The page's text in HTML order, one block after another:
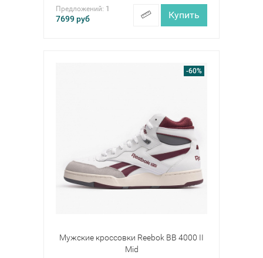
Предложений: 1
7699руб Купить
-60%
Мужские кроссовки Reebok BB 4000 II
Mid